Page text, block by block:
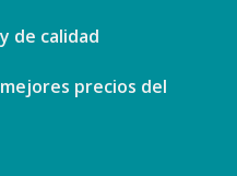
de calidad
precios del